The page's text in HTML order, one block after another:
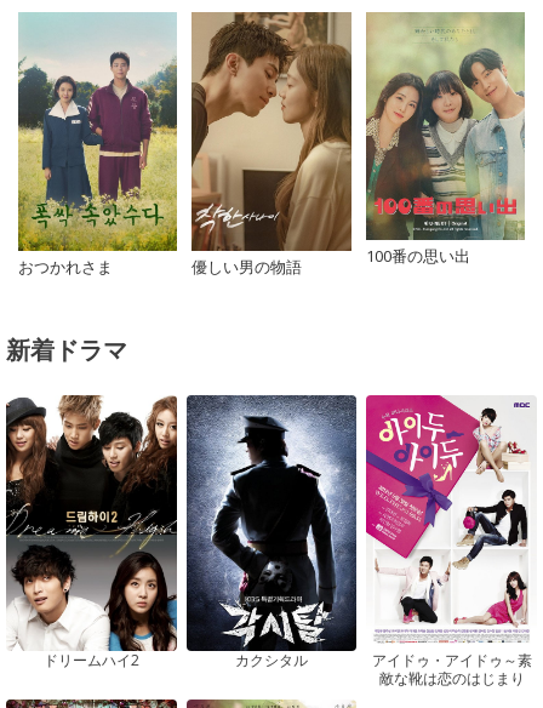
おつかれさま 優しい男の物語
100番の思い出
新着ドラマ
ドリームハイ2 カクシタル
アイドゥ・アイドゥ～素
敵な靴は恋のはじまり